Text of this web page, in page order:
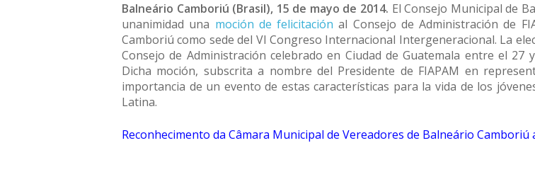
Balneário Camboriú (Brasil), 15 de mayo de 2014. El Consejo Municipal de
unanimidad una moción de felicitación al Consejo de Administración de
Camboriú como sede del VI Congreso Internacional Intergeneracional. La
Consejo de Administración celebrado en Ciudad de Guatemala entre el 27
Dicha moción, subscrita a nombre del Presidente de FIAPAM en
importancia de un evento de estas características para la vida de los
Latina.
Reconhecimento da Câmara Municipal de Vereadores de Balneário Camboriú